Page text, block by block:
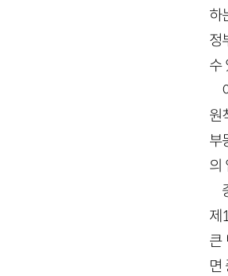
하
정
수
원
부
의
제
큰
면